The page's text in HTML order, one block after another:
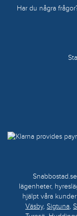
Har du några
lägenheter,
hjälpt våra
Väsby, Sigtuna,